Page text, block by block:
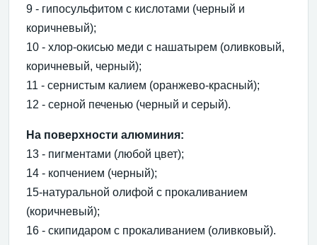
9 - гипосульфитом с кислотами (черный и
коричневый);
10 - хлор-окисью меди с нашатырем (оливковый,
коричневый, черный);
11 - сернистым калием (оранжево-красный);
12 - серной печенью (черный и серый).
На поверхности алюминия:
13 - пигментами (любой цвет);
14 - копчением (черный);
15-натуральной олифой с прокаливанием
(коричневый);
16 - скипидаром с прокаливанием (оливковый).